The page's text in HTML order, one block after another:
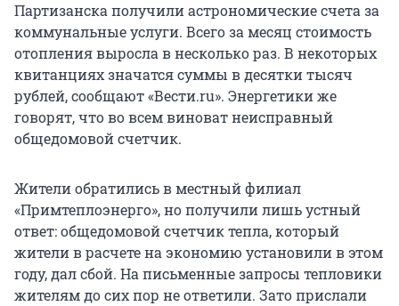
Партизанска получили астрономические счета за
коммунальные услуги. Всего за месяц стоимость
отопления выросла в несколько раз. В некоторых
квитанциях значатся суммы в десятки тысяч
рублей, сообщают «Вести.ru». Энергетики же
говорят, что во всем виноват неисправный
общедомовой счетчик.
Жители обратились в местный филиал
«Примтеплоэнерго», но получили лишь устный
ответ: общедомовой счетчик тепла, который
жители в расчете на экономию установили в этом
году, дал сбой. На письменные запросы тепловики
жителям до сих пор не ответили. Зато прислали